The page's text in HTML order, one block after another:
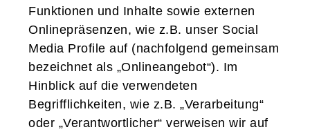
Funktionen und Inhalte sowie externen
Onlinepräsenzen, wie z.B. unser Social
Media Profile auf (nachfolgend gemeinsam
bezeichnet als „Onlineangebot“). Im
Hinblick auf die verwendeten
Begrifflichkeiten, wie z.B. „Verarbeitung“
oder „Verantwortlicher“ verweisen wir auf